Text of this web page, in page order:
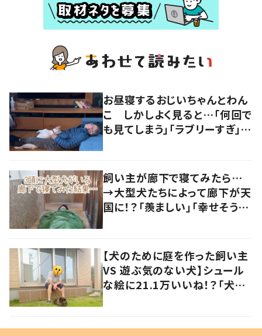
お昼寝するおじいちゃんとわん
こ しかしよく見ると…「何回で
も見てしまう」「ラブリーすぎ」の
飼い主が廊下で寝てみたら…
→大型犬たちによって廊下が天
国に！？「羨ましい」「幸せそう」
【犬のために庭を作った飼い主
VS 遊ぶ気のない犬】シュール
な絵に21.1万いいね！？「犬の